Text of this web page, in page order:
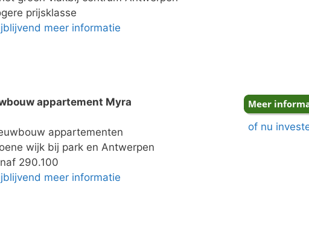
prijsklasse
meer informatie
appartement Myra
appartementen
wijk bij park en Antwerpen
290.100
meer informatie
of nu